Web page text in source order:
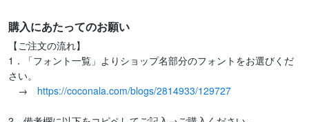
購入にあたってのお願い
【ご注文の流れ】
1．「フォント一覧」よりショップ名部分のフォントをお選びくだ
さい。
→ https://coconala.com/blogs/2814933/129727